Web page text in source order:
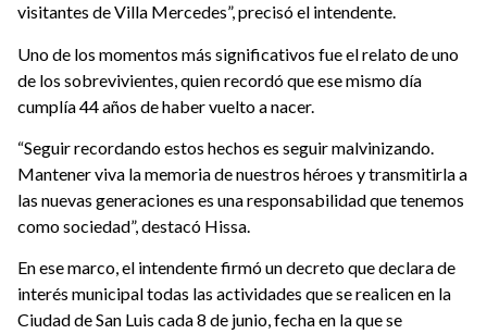
visitantes de Villa Mercedes”, precisó el intendente.
Uno de los momentos más significativos fue el relato de uno
de los sobrevivientes, quien recordó que ese mismo día
cumplía 44 años de haber vuelto a nacer.
“Seguir recordando estos hechos es seguir malvinizando.
Mantener viva la memoria de nuestros héroes y transmitirla a
las nuevas generaciones es una responsabilidad que tenemos
como sociedad”, destacó Hissa.
En ese marco, el intendente firmó un decreto que declara de
interés municipal todas las actividades que se realicen en la
Ciudad de San Luis cada 8 de junio, fecha en la que se